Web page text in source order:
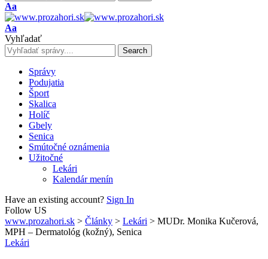
Font
Resizer
Aa
Font
Resizer
Aa
Vyhľadať
Správy
Podujatia
Šport
Skalica
Holíč
Gbely
Senica
Smútočné oznámenia
Užitočné
Lekári
Kalendár menín
Have an existing account? Sign In
Follow US
www.prozahori.sk > Články > Lekári > MUDr. Monika Kučerová,
MPH – Dermatológ (kožný), Senica
Lekári